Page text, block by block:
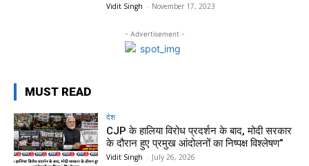
Vidit Singh - November 17, 2023
- Advertisement -
MUST READ
देश
CJP के हालिया विरोध प्रदर्शन के बाद, मोदी सरकार
के दौरान हुए प्रमुख आंदोलनों का निष्पक्ष विश्लेषण”
Vidit Singh - July 26, 2026